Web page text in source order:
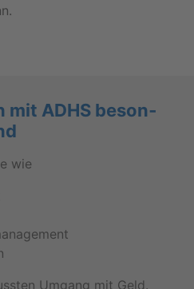
mit ADHS be­son­
wie
Um­gang mit Geld.